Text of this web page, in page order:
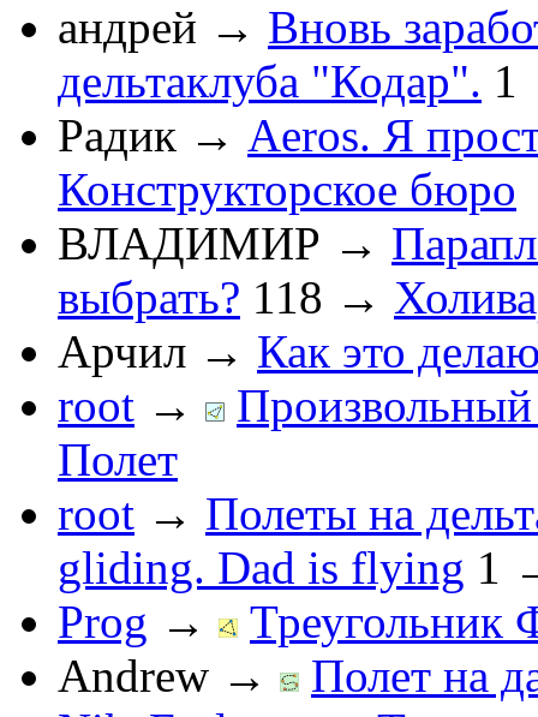
андрей → Вновь
дельтаклуба "Кодар". 1
Радик → Aeros. Я
Конструкторское бюро
ВЛАДИМИР →
выбрать? 118 →
Арчил → Как это
root →
Полет
root → Полеты на
gliding. Dad is flying 1
Prog →
Andrew →
Полет на